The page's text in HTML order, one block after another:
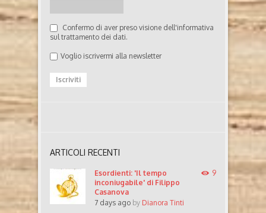
Confermo di aver preso visione dell'informativa
sul trattamento dei dati.
Voglio iscrivermi alla newsletter
ARTICOLI RECENTI
Esordienti: 'Il tempo
inconiugabile' di Filippo
Casanova
7 days ago by Dianora Tinti
9